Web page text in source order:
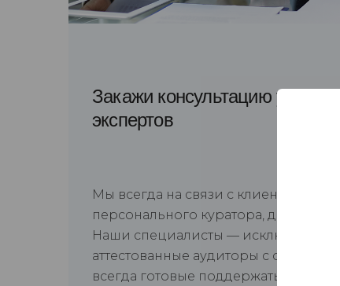
Закажи консультацию у
экспертов
Мы всегда на связи с клиентом,
персонального куратора, доступного
Наши специалисты —
аттестованные аудиторы с опытом
всегда готовые поддержать и